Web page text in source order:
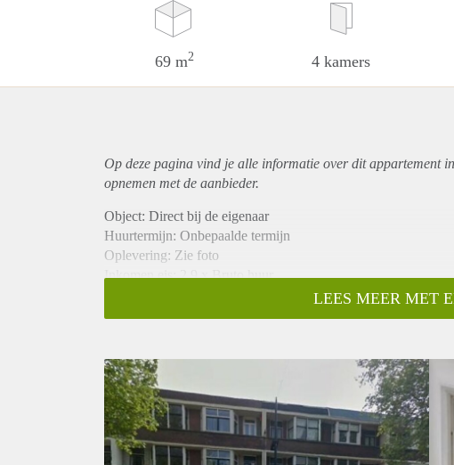
69 m2 4 kamers
Op deze pagina vind je alle informatie over ditappartementin
opnemen met de aanbieder.
Object: Direct bij de eigenaar
Huurtermijn: Onbepaalde termijn
Oplevering: Zie foto
Inkomen eis: 2,9 x Bruto huur
Borg: 1 Maand
Huisdieren toegestaan: Afhankelijk van de Eigenaar
Huurtoeslag grens: Nee
Geschikt voor studenten: Afhankelijk van de Eigenaar
LEES MEER MET